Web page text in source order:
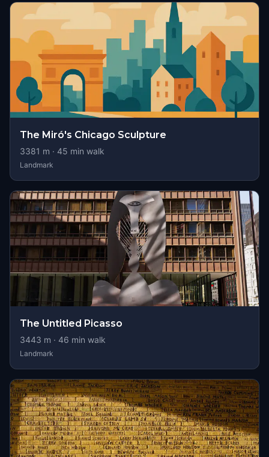
The Miró's Chicago Sculpture
3381 m · 45 min walk
Landmark
The Untitled Picasso
3443 m · 46 min walk
Landmark